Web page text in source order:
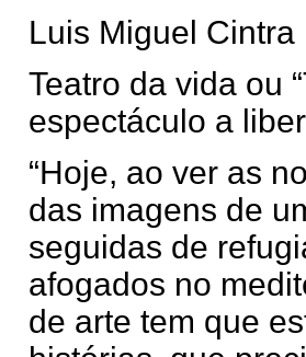
Luis Miguel Cintra
Teatro da vida ou
espectáculo a
“Hoje, ao ver as
das imagens de
seguidas de
afogados no
de arte tem que